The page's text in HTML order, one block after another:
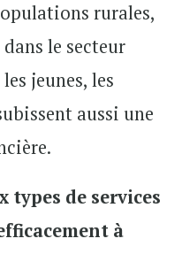
rurales,
le secteur
jeunes, les
aussi une
types de services
à